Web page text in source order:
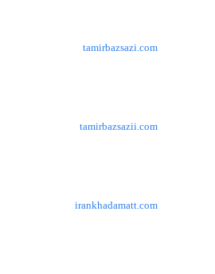
tamirbazsazi.com
tamirbazsazii.com
irankhadamatt.com